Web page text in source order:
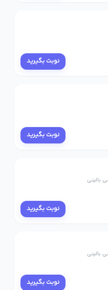
نوبت بگیرید
نوبت بگیرید
نوبت بگیرید
نوبت بگیرید